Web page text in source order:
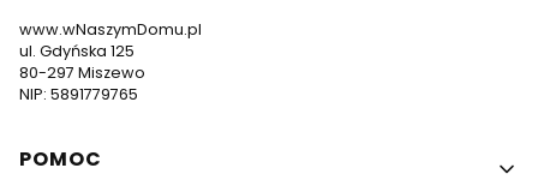
www.wNaszymDomu.pl
ul. Gdyńska 125
80-297 Miszewo
NIP: 5891779765
Linki w stopce
POMOC